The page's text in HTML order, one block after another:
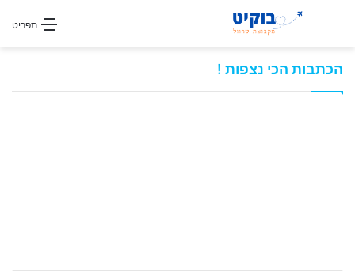
תפריט חפשו עבור
הכתבות הכי נצפות !